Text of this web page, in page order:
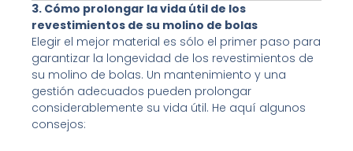
3. Cómo prolongar la vida útil de los
revestimientos de su molino de bolas
Elegir el mejor material es sólo el primer paso para
garantizar la longevidad de los revestimientos de
su molino de bolas. Un mantenimiento y una
gestión adecuados pueden prolongar
considerablemente su vida útil. He aquí algunos
consejos: